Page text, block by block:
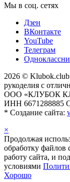
Мы в соц. сетях
Дзен
ВКонтакте
YouTube
Телеграм
2026 ©
рукоделия с
ООО «КЛУБОК
ИНН 6671288885
* Создание сайта:
×
Продолжая
обработку файлов
работу сайта, и
условиями
Хорошо